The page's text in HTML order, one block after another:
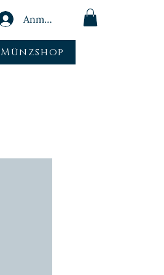
Anmelden
Münzshop